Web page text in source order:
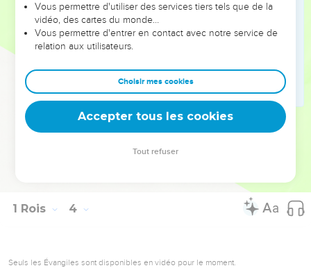
Alors le roi prononça son jugement et dit : —Ne tuez pas
l’enfant ! Donnez-le à la première des deux femmes. C’est
elle sa vraie mère.
Tout Israël apprit le jugement que le roi avait prononcé et
tous furent remplis d’un profond respect pour lui, car ils
comprirent qu’il avait reçu la sagesse de Dieu pour rendre la
justice.
La Bible Du Semeur Copyright © 1992, 1999 by Biblica, Inc.® Used by permission.
1 Rois 4
Seuls les Évangiles sont disponibles en vidéo pour le moment.
Vous permettre d'utiliser des services tiers tels que de la
vidéo, des cartes du monde…
Vous permettre d'entrer en contact avec notre service de
relation aux utilisateurs.
Choisir mes cookies
Accepter tous les cookies
Tout refuser